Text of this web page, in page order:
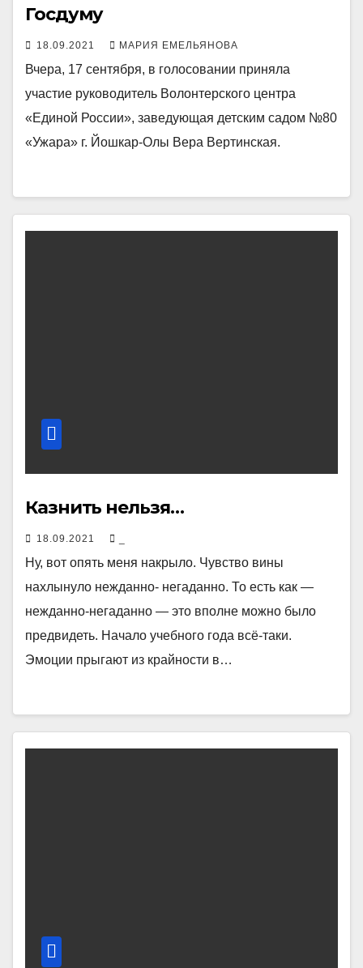
Госдуму
18.09.2021 МАРИЯ ЕМЕЛЬЯНОВА
Вчера, 17 сентября, в голосовании приняла
участие руководитель Волонтерского центра
«Единой России», заведующая детским садом №80
«Ужара» г. Йошкар-Олы Вера Вертинская.
Казнить нельзя…
18.09.2021
Ну, вот опять меня накрыло. Чувство вины
нахлынуло нежданно- негаданно. То есть как —
нежданно-негаданно — это вполне можно было
предвидеть. Начало учебного года всё-таки.
Эмоции прыгают из крайности в…